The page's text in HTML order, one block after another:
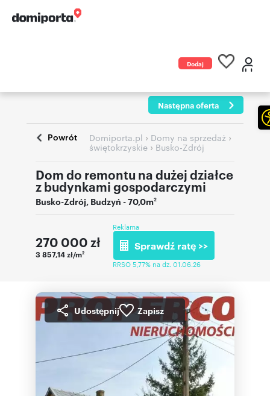
Dodaj
Następna oferta
Powrót Domiporta.pl › Domy na sprzedaż ›
świętokrzyskie › Busko-Zdrój
Dom do remontu na dużej działce
z budynkami gospodarczymi
Busko-Zdrój, Budzyń - 70,0m2
270 000 zł
3 857,14 zł/m2
Reklama
Sprawdź ratę >>
RRSO 5,77% na dz. 01.06.26
Udostępnij Zapisz